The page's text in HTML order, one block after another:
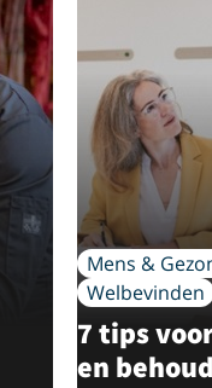
Mens &
Welbevinden
7 tips
en